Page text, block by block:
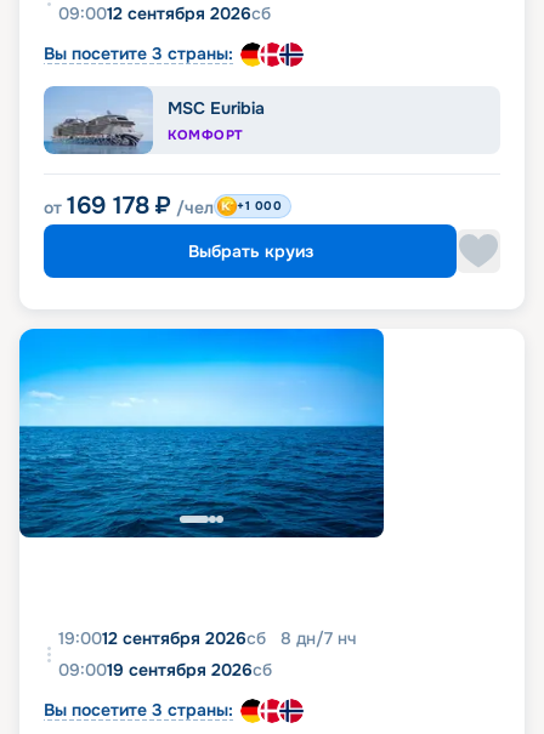
09:0012 сентября 2026сб
Вы посетите 3 страны:
MSC Euribia
КОМФОРТ
от 169 178 ₽ /чел +1 000
Выбрать круиз
19:0012 сентября 2026сб 8 дн/7 нч
09:0019 сентября 2026сб
Вы посетите 3 страны: